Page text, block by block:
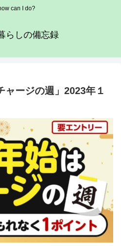
can I do?
らしの備忘録
ャージの週」2023年１